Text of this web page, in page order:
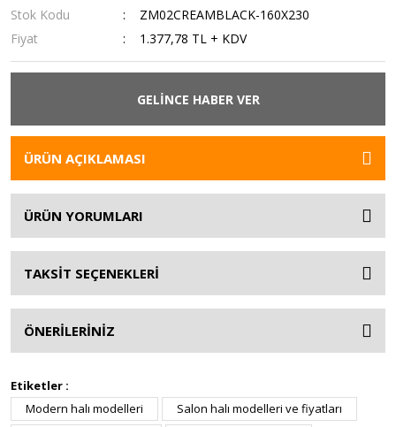
Stok Kodu
ZM02CREAMBLACK-160X230
Fiyat
1.377,78 TL + KDV
GELİNCE HABER VER
ÜRÜN AÇIKLAMASI
ÜRÜN YORUMLARI
TAKSİT SEÇENEKLERİ
ÖNERİLERİNİZ
Etiketler :
Modern halı modelleri
Salon halı modelleri ve fiyatları